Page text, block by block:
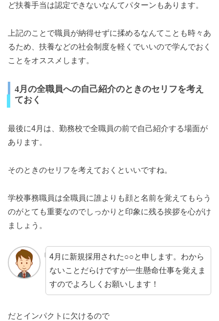
ど扶養手当は認定できないなんてパターンもあります。
上記のことで職員が納得せずに揉めるなんてことも時々あ
るため、扶養などの社会制度を軽くでいいので学んでおく
ことをオススメします。
4月の全職員への自己紹介のときのセリフを考え
ておく
最後に4月は、勤務校で全職員の前で自己紹介する場面が
あります。
そのときのセリフを考えておくといいですね。
学校事務職員は全職員に誰よりも顔と名前を覚えてもらう
のがとても重要なのでしっかりと印象に残る挨拶を心がけ
ましょう。
4月に新規採用された○○と申します。わから
ないことだらけですが一生懸命仕事を覚えま
すのでよろしくお願いします！
だとインパクトに欠けるので